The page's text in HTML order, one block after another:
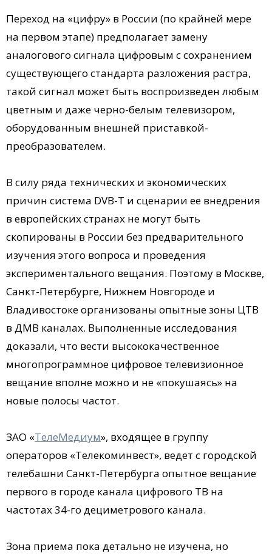
Переход на «цифру» в России (по крайней мере
на первом этапе) предполагает замену
аналогового сигнала цифровым с сохранением
существующего стандарта разложения растра,
такой сигнал может быть воспроизведен любым
цветным и даже черно-белым телевизором,
оборудованным внешней приставкой-
преобразователем.
В силу ряда технических и экономических
причин система DVB-T и сценарии ее внедрения
в европейских странах не могут быть
скопированы в России без предварительного
изучения этого вопроса и проведения
экспериментального вещания. Поэтому в Москве,
Санкт-Петербурге, Нижнем Новгороде и
Владивостоке организованы опытные зоны ЦТВ
в ДМВ каналах. Выполненные исследования
доказали, что вести высококачественное
многопрограммное цифровое телевизионное
вещание вполне можно и не «покушаясь» на
новые полосы частот.
ЗАО «ТелеМедиум», входящее в группу
операторов «Телекоминвест», ведет с городской
телебашни Санкт-Петербурга опытное вещание
первого в городе канала цифрового ТВ на
частотах 34-го дециметрового канала.
Зона приема пока детально не изучена, но